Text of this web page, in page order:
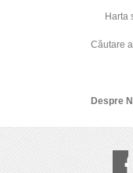
Harta
Căutare
Despre